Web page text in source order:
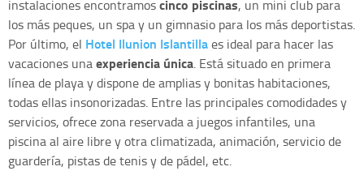
instalaciones encontramoscinco piscinas, un mini club para
los más peques, un spa y un gimnasio para los más deportistas.
Por último, el Hotel Ilunion Islantillaes ideal para hacer las
vacaciones unaexperiencia única. Está situado en primera
línea de playa y dispone de amplias y bonitas habitaciones,
todas ellas insonorizadas. Entre las principales comodidades y
servicios, ofrece zona reservada a juegos infantiles, una
piscina al aire libre y otra climatizada, animación, servicio de
guardería, pistas de tenis y de pádel, etc.